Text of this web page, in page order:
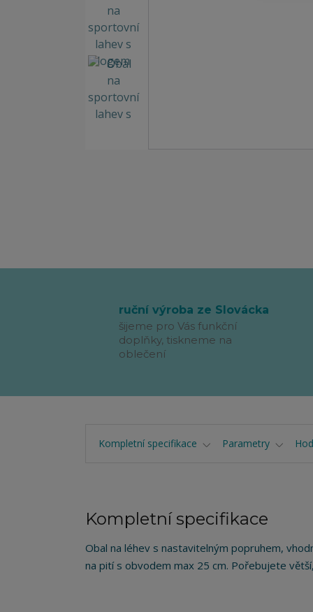
ruční výroba ze Slovácka
šijeme pro Vás funkční
doplňky, tiskneme na
oblečení
Kompletní specifikace Parametry
Kompletní specifikace
Obal na léhev s nastavitelným popruhem,
na pití s obvodem max 25 cm. Pořebujete